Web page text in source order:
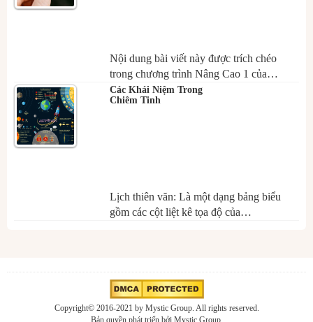
Nội dung bài viết này được trích chéo
trong chương trình Nâng Cao 1 của…
Các Khái Niệm Trong
Chiêm Tinh
Lịch thiên văn: Là một dạng bảng biểu
gồm các cột liệt kê tọa độ của…
Copyright© 2016-2021 by Mystic Group. All rights reserved.
Bản quyền phát triển bởi Mystic Group.